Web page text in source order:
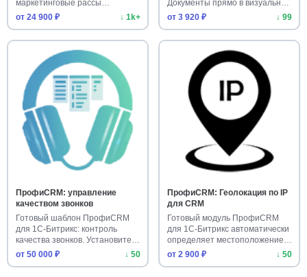
маркетинговые рассы…
от 24 900 ₽
↓ 1k+
Документы прямо в визуальном
р…
от 3 920 ₽ ↓ 99
ПрофиCRM: управление
качеством звонков
Готовый шаблон ПрофиCRM
для 1С-Битрикс: контроль
качества звонков. Установите
ре…
от 50 000 ₽ ↓ 50
ПрофиCRM: Геолокация по IP
для CRM
Готовый модуль ПрофиCRM
для 1С-Битрикс автоматически
определяет местоположение
к…
от 2 900 ₽ ↓ 50